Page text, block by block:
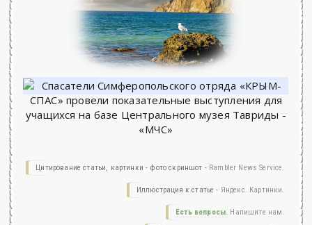
Цитирование статьи, картинки - фото скриншот - Rambler News Service.
Иллюстрация к статье - Яндекс. Картинки.
Есть вопросы. Напишите нам.